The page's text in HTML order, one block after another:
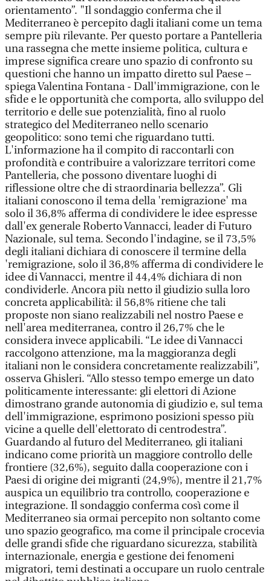
orientamento”. "Il sondaggio conferma che il
Mediterraneo è percepito dagli italiani come un tema
sempre più rilevante. Per questo portare a Pantelleria
una rassegna che mette insieme politica, cultura e
imprese significa creare uno spazio di confronto su
questioni che hanno un impatto diretto sul Paese –
spiega Valentina Fontana - Dall'immigrazione, con le
sfide e le opportunità che comporta, allo sviluppo del
territorio e delle sue potenzialità, fino al ruolo
strategico del Mediterraneo nello scenario
geopolitico: sono temi che riguardano tutti.
L'informazione ha il compito di raccontarli con
profondità e contribuire a valorizzare territori come
Pantelleria, che possono diventare luoghi di
riflessione oltre che di straordinaria bellezza”. Gli
italiani conoscono il tema della 'remigrazione' ma
solo il 36,8% afferma di condividere le idee espresse
dall'ex generale Roberto Vannacci, leader di Futuro
Nazionale, sul tema. Secondo l'indagine, se il 73,5%
degli italiani dichiara di conoscere il termine della
'remigrazione, solo il 36,8% afferma di condividere le
idee di Vannacci, mentre il 44,4% dichiara di non
condividerle. Ancora più netto il giudizio sulla loro
concreta applicabilità: il 56,8% ritiene che tali
proposte non siano realizzabili nel nostro Paese e
nell'area mediterranea, contro il 26,7% che le
considera invece applicabili. “Le idee di Vannacci
raccolgono attenzione, ma la maggioranza degli
italiani non le considera concretamente realizzabili”,
osserva Ghisleri. “Allo stesso tempo emerge un dato
politicamente interessante: gli elettori di Azione
dimostrano grande autonomia di giudizio e, sul tema
dell'immigrazione, esprimono posizioni spesso più
vicine a quelle dell'elettorato di centrodestra”.
Guardando al futuro del Mediterraneo, gli italiani
indicano come priorità un maggiore controllo delle
frontiere (32,6%), seguito dalla cooperazione con i
Paesi di origine dei migranti (24,9%), mentre il 21,7%
auspica un equilibrio tra controllo, cooperazione e
integrazione. Il sondaggio conferma così come il
Mediterraneo sia ormai percepito non soltanto come
uno spazio geografico, ma come il principale crocevia
delle grandi sfide che riguardano sicurezza, stabilità
internazionale, energia e gestione dei fenomeni
migratori, temi destinati a occupare un ruolo centrale